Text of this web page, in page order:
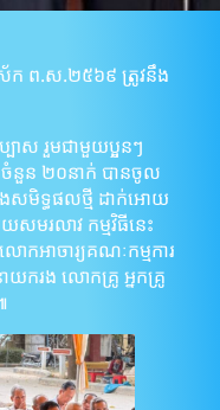
ស័ក​ ព.ស.២៥៦៩​ ត្រូវនឹង
ាស រួមជាមួយប្អូនៗ
នួន​ ២០នាក់​ បានចូល
សមិទ្ធផលថ្មី ដាក់អោយ
សមរលាវ កម្មវិធីនេះ
កអាចារ្យគណៈកម្មការ
ករង លោកគ្រូ អ្នកគ្រូ